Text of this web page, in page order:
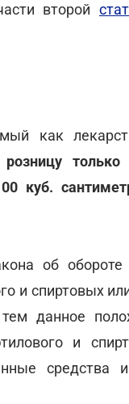
второй
как
только
куб.
об обороте
и спиртовых
данное
и